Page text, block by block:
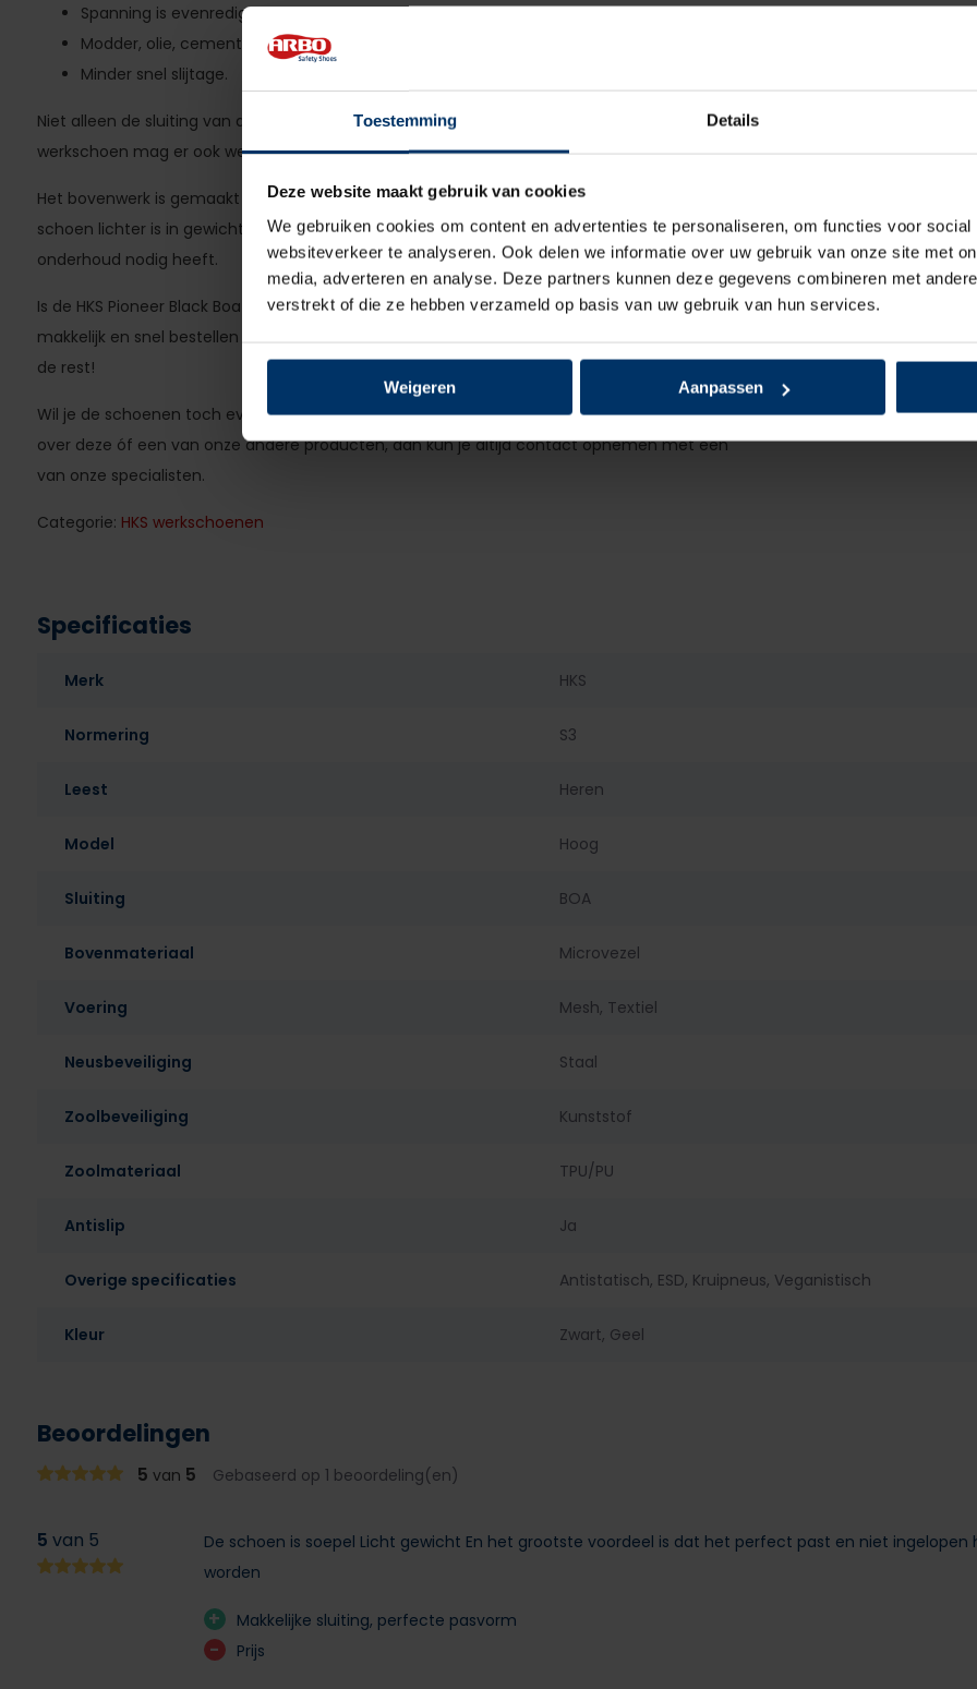
Toestemming Details
Deze website maakt gebruik van cookies
We gebruiken cookies om content en advertenties te personaliseren, om functies voor
websiteverkeer te analyseren. Ook delen we informatie over uw gebruik van onze site met
media, adverteren en analyse. Deze partners kunnen deze gegevens combineren met
verstrekt of die ze hebben verzameld op basis van uw gebruik van hun services.
Weigeren Aanpassen
Spanning is evenredig verdeeld over de voet.
Modder, olie, cement etc. blijft minder snel achter.
Minder snel slijtage.
Niet alleen de sluiting van de HKS Pioneer Black Boa is innovatief, de rest van deze stoere
werkschoen mag er ook wezen!
Het bovenwerk is gemaakt vanMicrotech microvezelmateriaal. Dit zorgt er voor dat de
schoen lichter is in gewicht is maar daarnaast ook hartstikke duurzaam is én weinig
onderhoud nodig heeft.
Is de HKS Pioneer Black Boa met S3 Normering dé werkschoen voor jou? Je kunt deze
makkelijk en snel bestellen op de webshop wanneer het jou uit komt, dan zorgen wij voor
de rest!
Wil je de schoenen toch even passen, dan kan dat in onze showroom. Heb je nog vragen
over deze óf een van onze andere producten, dan kun je altijd contact opnemen met een
van onze specialisten.
Categorie: HKS werkschoenen
Specificaties
Merk HKS
Normering S3
Leest Heren
Model Hoog
Sluiting BOA
Bovenmateriaal Microvezel
Voering Mesh, Textiel
Neusbeveiliging Staal
Zoolbeveiliging Kunststof
Zoolmateriaal TPU/PU
Antislip Ja
Overige specificaties Antistatisch, ESD, Kruipneus, Veganistisch
Kleur Zwart, Geel
Beoordelingen
5 van 5 Gebaseerd op 1 beoordeling(en)
5 van 5
De schoen is soepel Licht gewicht En het grootste voordeel is dat het perfect past en niet
worden
+ Makkelijke sluiting, perfecte pasvorm
- Prijs